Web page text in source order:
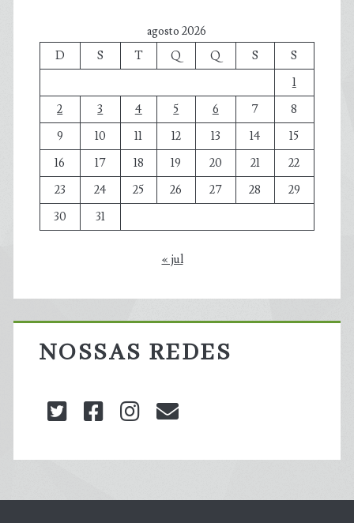
agosto 2026
D
S T Q Q S
S
1
2
3 4 5 6 7
8
9
10 11 12 13 14
15
16
17 18 19 20 21
22
23
24 25 26 27 28
29
30
31
« jul
NOSSAS REDES
twitterfacebookinstagram